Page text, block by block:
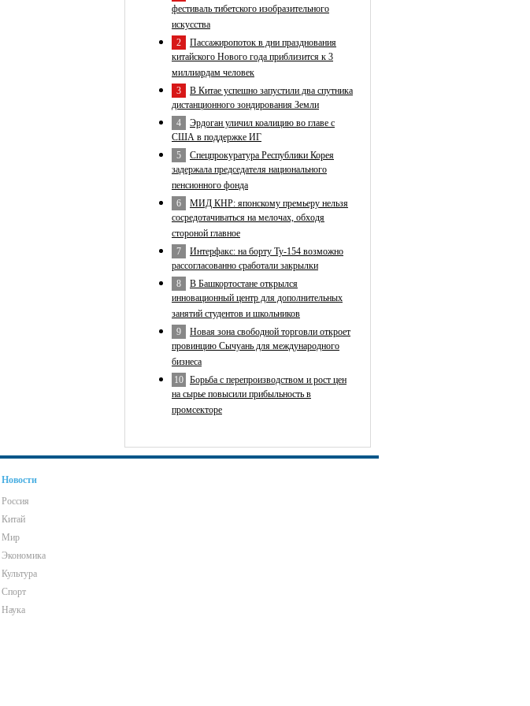
фестиваль тибетского изобразительного
искусства
2 Пассажиропоток в дни празднования
китайского Нового года приблизится к 3
миллиардам человек
3 В Китае успешно запустили два спутника
дистанционного зондирования Земли
4 Эрдоган уличил коалицию во главе с
США в поддержке ИГ
5 Спецпрокуратура Республики Корея
задержала председателя национального
пенсионного фонда
6 МИД КНР: японскому премьеру нельзя
сосредотачиваться на мелочах, обходя
стороной главное
7 Интерфакс: на борту Ту-154 возможно
рассогласованно сработали закрылки
8 В Башкортостане открылся
инновационный центр для дополнительных
занятий студентов и школьников
9 Новая зона свободной торговли откроет
провинцию Сычуань для международного
бизнеса
10 Борьба с перепроизводством и рост цен
на сырье повысили прибыльность в
промсекторе
Новости
Россия
Китай
Мир
Экономика
Культура
Спорт
Наука